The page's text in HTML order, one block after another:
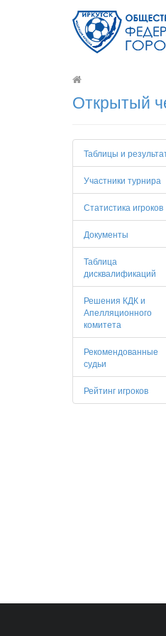
Открытый
Таблицы и
Участники турнира
Статистика игроков
Документы
Таблица
дисквалификаций
Решения КДК и
Апелляционного
комитета
Рекомендованные
судьи
Рейтинг игроков